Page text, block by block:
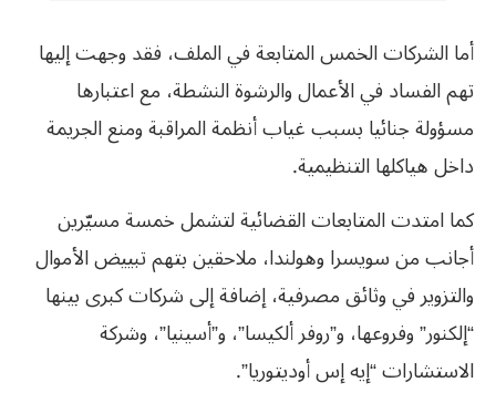
أما الشركات الخمس المتابعة في الملف، فقد وجهت إليها
تهم الفساد في الأعمال والرشوة النشطة، مع اعتبارها
مسؤولة جنائيا بسبب غياب أنظمة المراقبة ومنع الجريمة
داخل هياكلها التنظيمية.
كما امتدت المتابعات القضائية لتشمل خمسة مسيّرين
أجانب من سويسرا ‏وهولندا، ملاحقين بتهم تبييض الأموال
والتزوير في وثائق مصرفية، إضافة ‏إلى شركات كبرى بينها
“إلكنور” وفروعها، و”روفر ألكيسا”، و”أسينيا”، ‏وشركة
الاستشارات “إيه إس أوديتوريا”.